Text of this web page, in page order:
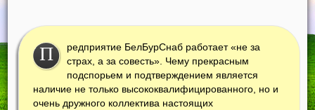
П
редприятие БелБурСнаб работает «не за
страх, а за совесть». Чему прекрасным
подспорьем и подтверждением является
наличие не только высококвалифицированного, но и
очень дружного коллектива настоящих